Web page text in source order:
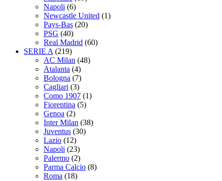
Napoli (6)
Newcastle United (1)
Pays-Bas (20)
PSG (40)
Real Madrid (60)
SERIE A (219)
AC Milan (48)
Atalanta (4)
Bologna (7)
Cagliari (3)
Como 1907 (1)
Fiorentina (5)
Genoa (2)
Inter Milan (38)
Juventus (30)
Lazio (12)
Napoli (23)
Palermo (2)
Parma Calcio (8)
Roma (18)